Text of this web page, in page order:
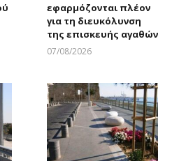
εφαρμόζονται πλέον
για τη διευκόλυνση
της επισκευής αγαθών
07/08/2026